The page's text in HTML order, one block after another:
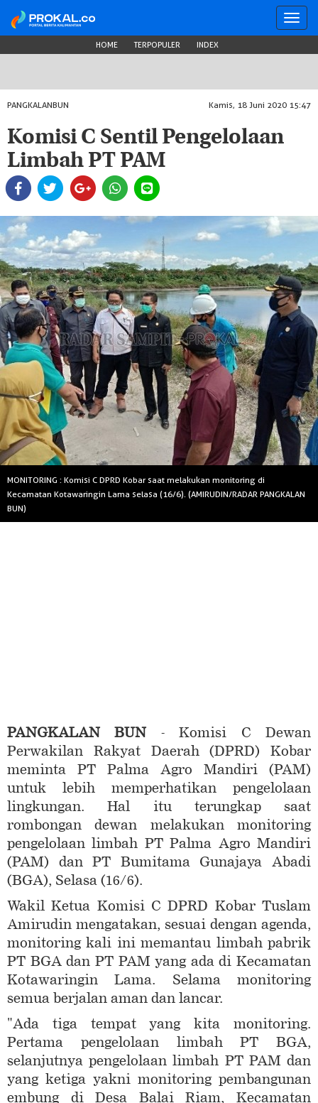
HOME TERPOPULER INDEX
PANGKALANBUN Kamis, 18 Juni 2020 15:47
Komisi C Sentil Pengelolaan
Limbah PT PAM
MONITORING : Komisi C DPRD Kobar saat melakukan monitoring di
Kecamatan Kotawaringin Lama selasa (16/6). (AMIRUDIN/RADAR PANGKALAN
BUN)
PANGKALAN BUN - Komisi C Dewan
Perwakilan Rakyat Daerah (DPRD) Kobar
meminta PT Palma Agro Mandiri (PAM)
untuk lebih memperhatikan pengelolaan
lingkungan. Hal itu terungkap saat
rombongan dewan melakukan monitoring
pengelolaan limbah PT Palma Agro Mandiri
(PAM) dan PT Bumitama Gunajaya Abadi
(BGA), Selasa (16/6).
Wakil Ketua Komisi C DPRD Kobar Tuslam
Amirudin mengatakan, sesuai dengan agenda,
monitoring kali ini memantau limbah pabrik
PT BGA dan PT PAM yang ada di Kecamatan
Kotawaringin Lama. Selama monitoring
semua berjalan aman dan lancar.
"Ada tiga tempat yang kita monitoring.
Pertama pengelolaan limbah PT BGA,
selanjutnya pengelolaan limbah PT PAM dan
yang ketiga yakni monitoring pembangunan
embung di Desa Balai Riam, Kecamatan